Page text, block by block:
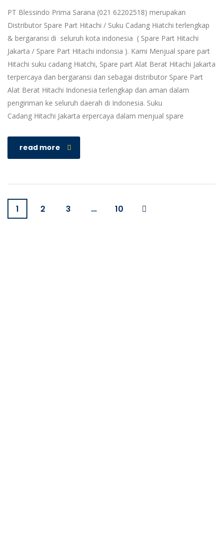
PT Blessindo Prima Sarana (021 62202518) merupakan
Distributor Spare Part Hitachi / Suku Cadang Hiatchi terlengkap
& bergaransi di seluruh kota indonesia ( Spare Part Hitachi
Jakarta / Spare Part Hitachi indonsia ). Kami Menjual spare part
Hitachi suku cadang Hiatchi, Spare part Alat Berat Hitachi Jakarta
terpercaya dan bergaransi dan sebagai distributor Spare Part
Alat Berat Hitachi Indonesia terlengkap dan aman dalam
pengiriman ke seluruh daerah di Indonesia. Suku
Cadang Hitachi Jakarta erpercaya dalam menjual spare
read more
1 2 3 … 10